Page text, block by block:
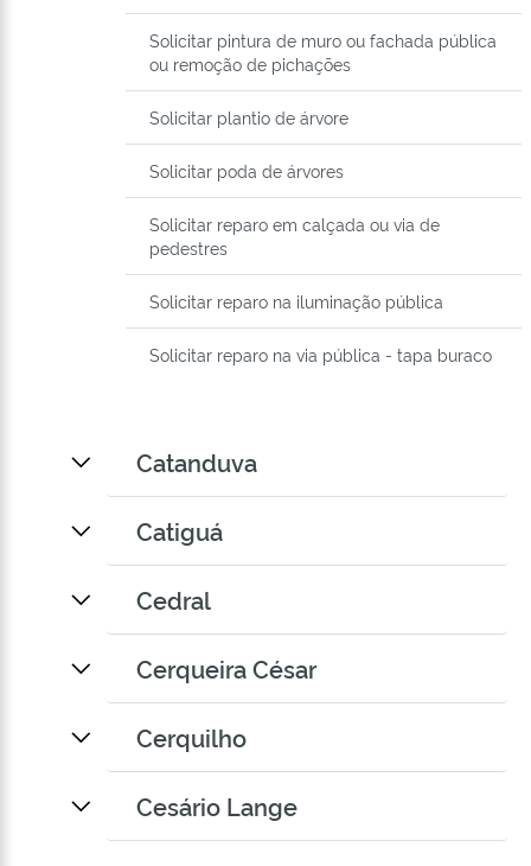
Solicitar pintura de muro ou fachada pública
ou remoção de pichações
Solicitar plantio de árvore
Solicitar poda de árvores
Solicitar reparo em calçada ou via de
pedestres
Solicitar reparo na iluminação pública
Solicitar reparo na via pública - tapa buraco
Catanduva
Catiguá
Cedral
Cerqueira César
Cerquilho
Cesário Lange